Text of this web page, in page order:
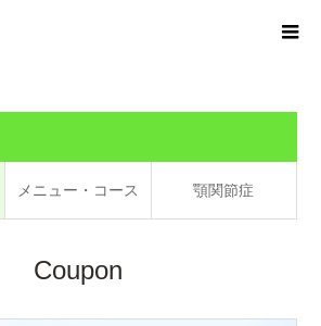
メニュー・コース 顎関節症
Coupon